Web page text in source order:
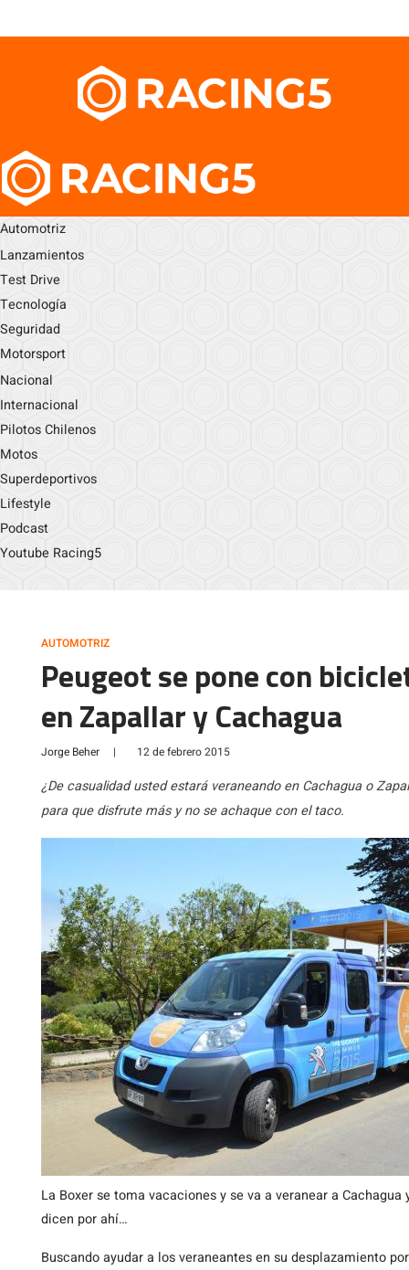
Automotriz
Lanzamientos
Test Drive
Tecnología
Seguridad
Motorsport
Nacional
Internacional
Pilotos Chilenos
Motos
Superdeportivos
Lifestyle
Podcast
Youtube Racing5
AUTOMOTRIZ
Peugeot se pone con
en Zapallar y Cachagua
Jorge Beher | 12 de febrero 2015
¿De casualidad usted estará veraneando en Cachagua o
para que disfrute más y no se achaque con el taco.
La Boxer se toma vacaciones y se va a veranear a
dicen por ahí…
Buscando ayudar a los veraneantes en su desplazamiento